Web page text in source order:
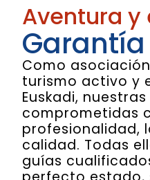
Aventura y
Como
turismo activo y
Euskadi,
comprometidas
profesionalidad,
calidad. Todas
guías